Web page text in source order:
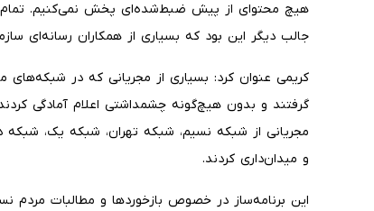
هیچ محتوای از پیش ضبط‌شده‌ای پخش نمی‌کنیم. تمام
جالب دیگر این بود که بسیاری از همکاران رسانه‌ای
کریمی عنوان کرد: بسیاری از مجریانی که در شبکه‌های
گرفتند و بدون هیچ‌گونه چشمداشتی اعلام آمادگی
مجریانی از شبکه نسیم، شبکه تهران، شبکه یک،
و میدان‌داری کردند.
این برنامه‌ساز در خصوص بازخوردها و مطالبات